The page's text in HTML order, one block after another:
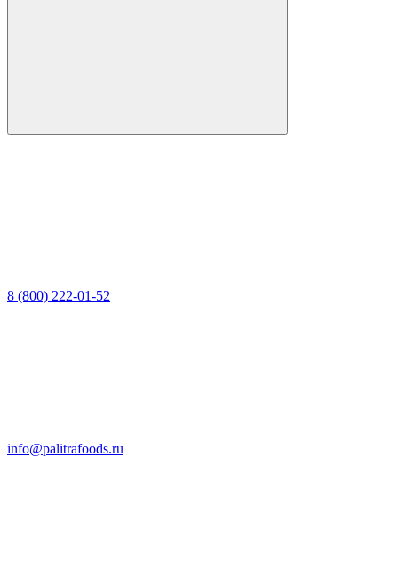
8 (800) 222-01-52
info@palitrafoods.ru